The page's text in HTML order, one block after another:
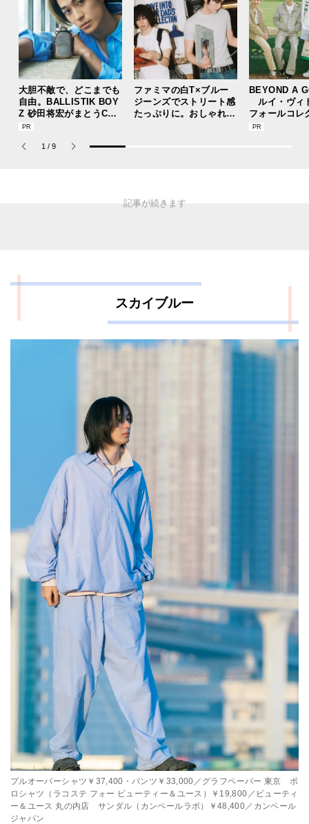
大胆不敵で、どこまでも
自由。BALLISTIK BOY
Z 砂田将宏がまとうCOA
CHの新作フレグランス
ナム パルファム」
ファミマの白T×ブルー
ジーンズでストリート感
たっぷりに。おしゃれな
BEYOND A
ルイ・ヴィ
フォールコレ
描くプレッピ
1 / 9
スカイブルー
プルオーバーシャツ￥37,400・パンツ￥33,000／グラフペーパー 東京 ポ
ロシャツ（ラコステ フォー ビューティー＆ユース）￥19,800／ビューティ
ー＆ユース 丸の内店 サンダル（カンペールラボ）￥48,400／カンペール
ジャパン